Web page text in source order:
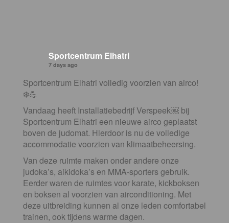
Sportcentrum Elhatri
7 days ago
Sportcentrum Elhatri volledig voorzien van airco!
❄️💪
Vandaag heeft Installatiebedrijf Verspeek⁠￼ bij
Sportcentrum Elhatri een nieuwe airco geplaatst
boven de judomat. Hierdoor is nu de volledige
accommodatie voorzien van klimaatbeheersing.
Van deze ruimte maken onder andere onze
judoka’s, aikidoka’s en MMA-sporters gebruik.
Eerder waren de ruimtes voor karate, kickboksen
en boksen al voorzien van airconditioning. Met
deze uitbreiding kunnen al onze leden comfortabel
trainen, ook tijdens warme dagen.